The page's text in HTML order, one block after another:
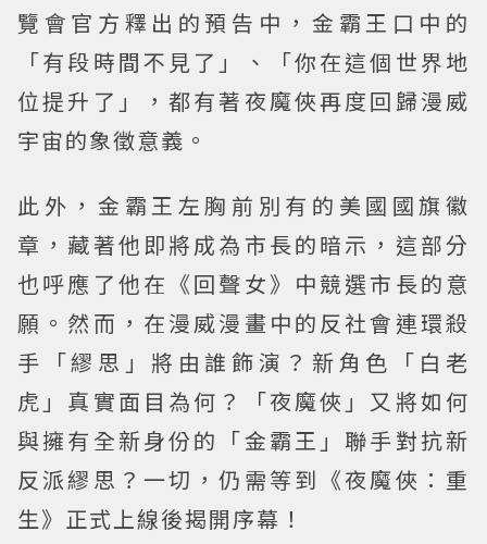
覽會官方釋出的預告中，金霸王口中的
「有段時間不見了」、「你在這個世界地
位提升了」，都有著夜魔俠再度回歸漫威
宇宙的象徵意義。
此外，金霸王左胸前別有的美國國旗徽
章，藏著他即將成為市長的暗示，這部分
也呼應了他在《回聲女》中競選市長的意
願。然而，在漫威漫畫中的反社會連環殺
手「繆思」將由誰飾演？新角色「白老
虎」真實面目為何？「夜魔俠」又將如何
與擁有全新身份的「金霸王」聯手對抗新
反派繆思？一切，仍需等到《夜魔俠：重
生》正式上線後揭開序幕！